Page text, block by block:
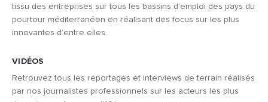
tissu des entreprises sur tous les bassins d’emploi des pays du
pourtour méditerranéen en réalisant des focus sur les plus
innovantes d’entre elles.
VIDÉOS
Retrouvez tous les reportages et interviews de terrain réalisés
par nos journalistes professionnels sur les acteurs les plus